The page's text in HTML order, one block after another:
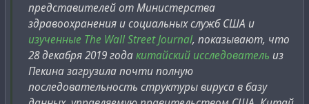
Ask anyone about the Gander crash; few have heard of
it. Ask them about Challenger; everyone knows it.
Eventually, details of Iran-contra came out, but they
came to light almost a full year after the Gander crash
had started to first reveal the scheme. One wonders if
the Iran-contra story we were given was even the true,
defined IT networks, mimicking China’s firewalls.
Governments have varying degrees of success in
policing internet traffic, but these efforts nevertheless
fracture the “World Wide” Web.
представителей от Министерства
здравоохранения и социальных служб США и
изученные The Wall Street Journal, показывают, что
28 декабря 2019 годакитайский исследователь из
Пекина загрузила почти полную
последовательность структуры вируса в базу